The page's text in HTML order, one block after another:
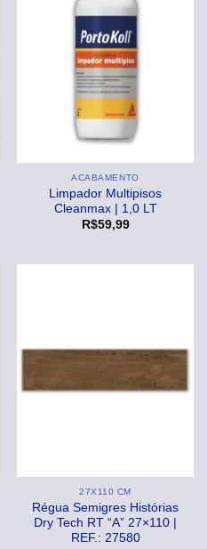
ACABAMENTO
Limpador Multipisos
Cleanmax | 1,0 LT
R$59,99
27X110 CM
Régua Semigres Histórias
Dry Tech RT “A” 27×110 |
REF.: 27580